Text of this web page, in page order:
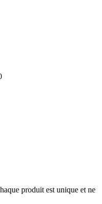
produit est unique et ne